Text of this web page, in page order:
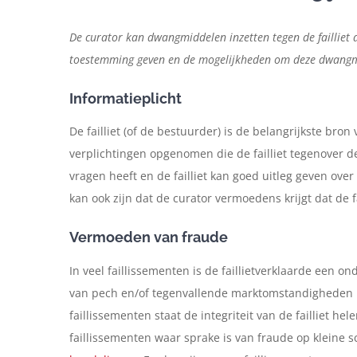
De curator kan dwangmiddelen inzetten tegen de
toestemming geven en de mogelijkheden om deze
Informatieplicht
De failliet (of de bestuurder) is de belangrijkste
verplichtingen opgenomen die de failliet tegenover
vragen heeft en de failliet kan goed uitleg geven
kan ook zijn dat de curator vermoedens krijgt dat
Vermoeden van fraude
In veel faillissementen is de faillietverklaarde een
van pech en/of tegenvallende
faillissementen staat de integriteit van de failliet
faillissementen waar sprake is van fraude op kleine